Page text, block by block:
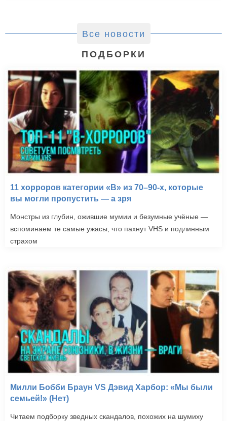
Все новости
ПОДБОРКИ
11 хорроров категории «B» из 70–90-х, которые
вы могли пропустить — а зря
Монстры из глубин, ожившие мумии и безумные учёные —
вспоминаем те самые ужасы, что пахнут VHS и подлинным
страхом
Милли Бобби Браун VS Дэвид Харбор: «Мы были
семьей!» (Нет)
Читаем подборку зведных скандалов, похожих на шумиху